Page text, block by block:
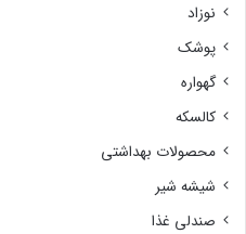
نوزاد
پوشک
گهواره
کالسکه
محصولات بهداشتی
شیشه شیر
صندلی غذا